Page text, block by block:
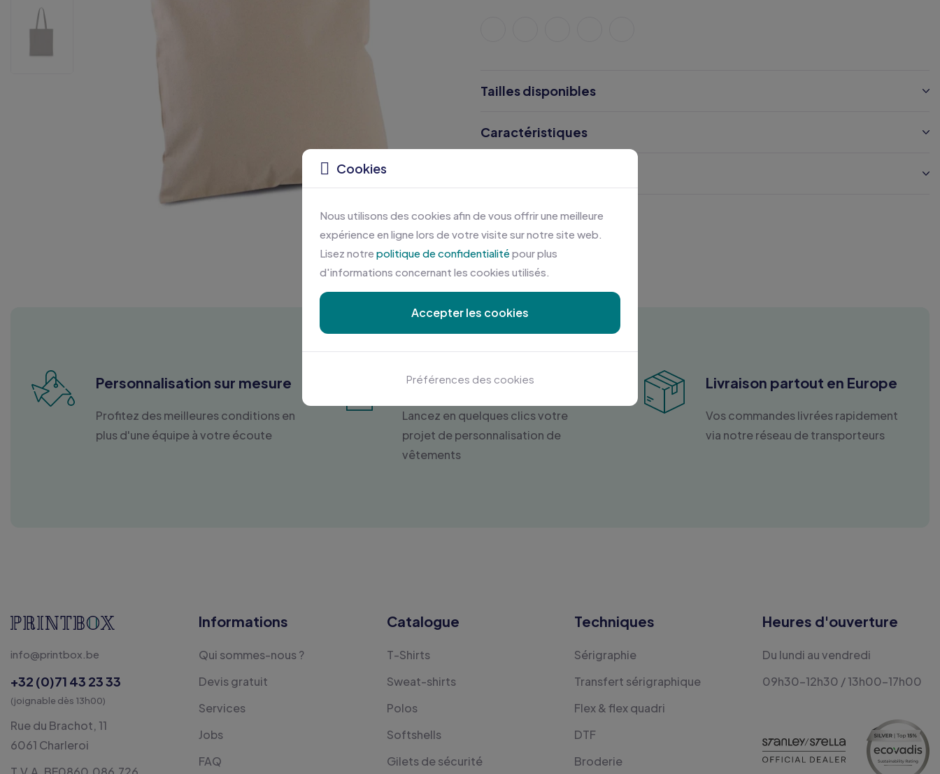
Tailles disponibles
Caractéristiques
Personnalisation sur mesure
Profitez des meilleures conditions en
plus d'une équipe à votre écoute
Devis gratuit en ligne
Lancez en quelques clics votre
projet de personnalisation de
vêtements
Livraison partout en Europe
Vos commandes livrées rapidement
via notre réseau de transporteurs
info@printbox.be
+32 (0)71 43 23 33
(joignable dès 13h00)
Rue du Brachot, 11
6061 Charleroi
Informations
Qui sommes-nous ?
Devis gratuit
Services
Jobs
FAQ
Catalogue
T-Shirts
Sweat-shirts
Polos
Softshells
Gilets de sécurité
Techniques
Sérigraphie
Transfert sérigraphique
Flex & flex quadri
DTF
Broderie
Heures d'ouverture
Du lundi au vendredi
09h30-12h30 / 13h00-17h00
Cookies
Nous utilisons des cookies afin de vous offrir une meilleure
expérience en ligne lors de votre visite sur notre site web.
Lisez notre politique de confidentialitépour plus
d'informations concernant les cookies utilisés.
Accepter les cookies
Préférences des cookies